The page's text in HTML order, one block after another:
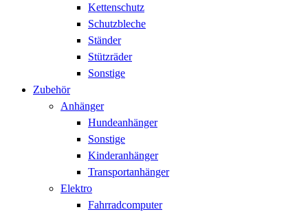
Kettenschutz
Schutzbleche
Ständer
Stützräder
Sonstige
Zubehör
Anhänger
Hundeanhänger
Sonstige
Kinderanhänger
Transportanhänger
Elektro
Fahrradcomputer